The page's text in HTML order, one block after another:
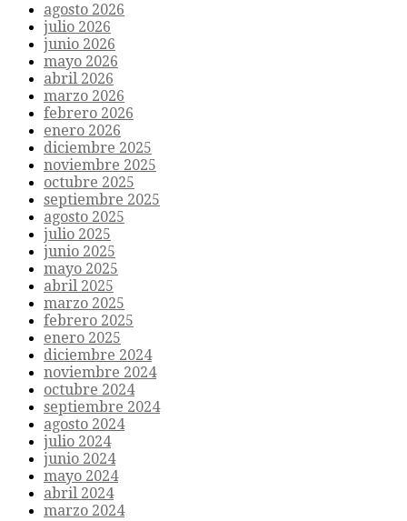
agosto 2026
julio 2026
junio 2026
mayo 2026
abril 2026
marzo 2026
febrero 2026
enero 2026
diciembre 2025
noviembre 2025
octubre 2025
septiembre 2025
agosto 2025
julio 2025
junio 2025
mayo 2025
abril 2025
marzo 2025
febrero 2025
enero 2025
diciembre 2024
noviembre 2024
octubre 2024
septiembre 2024
agosto 2024
julio 2024
junio 2024
mayo 2024
abril 2024
marzo 2024